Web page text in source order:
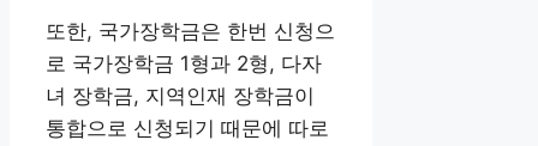
또한, 국가장학금은 한번 신청으
로 국가장학금 1형과 2형, 다자
녀 장학금, 지역인재 장학금이
통합으로 신청되기 때문에 따로